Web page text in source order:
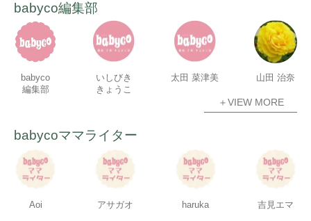
babyco編集部
babyco
編集部
いしびき
きょうこ
太田 菜津美 山田 治奈
＋VIEW MORE
babycoママライター
Aoi アサガオ haruka 吉見エマ